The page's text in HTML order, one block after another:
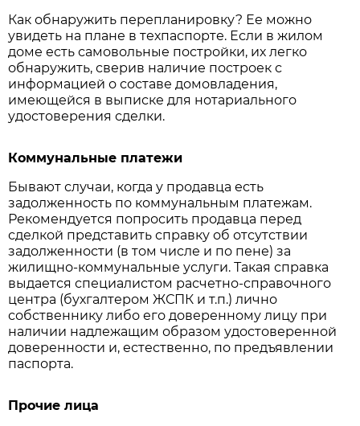
Как обнаружить перепланировку? Ее можно
увидеть на плане в техпаспорте. Если в жилом
доме есть самовольные постройки, их легко
обнаружить, сверив наличие построек с
информацией о составе домовладения,
имеющейся в выписке для нотариального
удостоверения сделки.
Коммунальные платежи
Бывают случаи, когда у продавца есть
задолженность по коммунальным платежам.
Рекомендуется попросить продавца перед
сделкой представить справку об отсутствии
задолженности (в том числе и по пене) за
жилищно-коммунальные услуги. Такая справка
выдается специалистом расчетно-справочного
центра (бухгалтером ЖСПК и т.п.) лично
собственнику либо его доверенному лицу при
наличии надлежащим образом удостоверенной
доверенности и, естественно, по предъявлении
паспорта.
Прочие лица